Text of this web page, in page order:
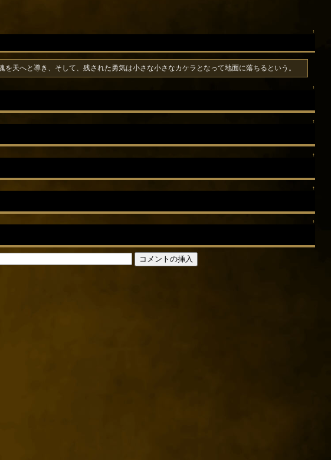
↑
天へと導き、そして、残された勇気は小さな小さなカケラとなって地面に落ちるという。
↑
↑
↑
↑
↑